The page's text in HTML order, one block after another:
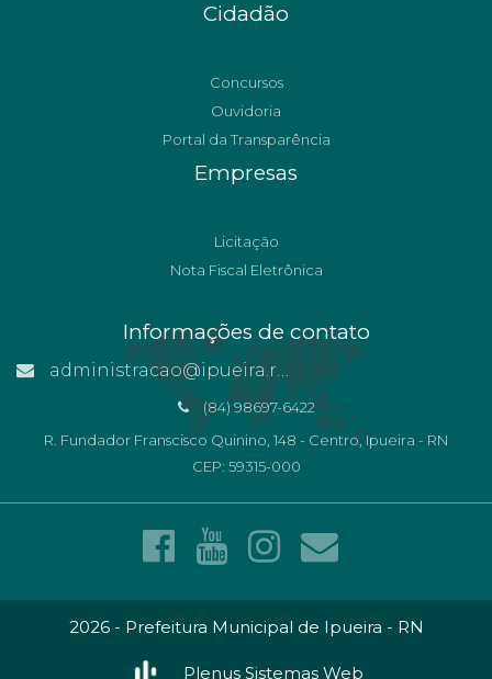
Cidadão
Concursos
Ouvidoria
Portal da Transparência
Empresas
Licitação
Nota Fiscal Eletrônica
Informações de contato
administracao@ipueira.rn.gov.br
(84) 98697-6422
R. Fundador Franscisco Quinino, 148 - Centro, Ipueira - RN
CEP: 59315-000
2026 - Prefeitura Municipal de Ipueira - RN
Plenus Sistemas Web